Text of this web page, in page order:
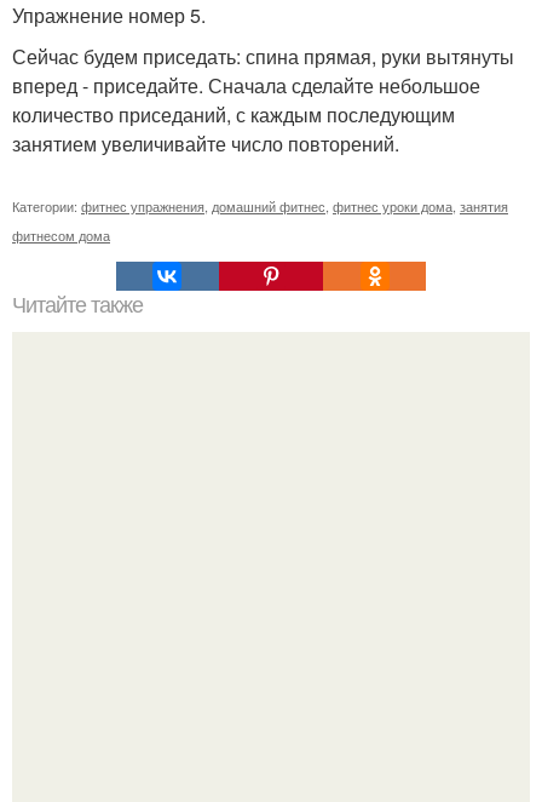
Упражнение номер 5.
Сейчас будем приседать: спина прямая, руки вытянуты
вперед - приседайте. Сначала сделайте небольшое
количество приседаний, с каждым последующим
занятием увеличивайте число повторений.
Категории: фитнес упражнения домашний фитнес фитнес уроки дома занятия
фитнесом дома
Читайте также